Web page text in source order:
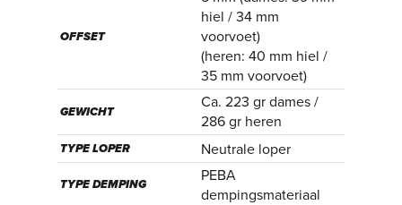
OFFSET
hiel / 34 mm
voorvoet)
(heren: 40 mm hiel /
35 mm voorvoet)
GEWICHT
Ca. 223 gr dames /
286 gr heren
TYPE LOPER Neutrale loper
TYPE DEMPING
PEBA
dempingsmateriaal